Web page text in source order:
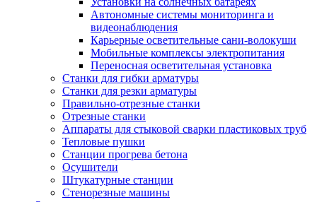
Автономные системы мониторинга и
видеонаблюдения
Карьерные осветительные сани-волокуши
Мобильные комплексы электропитания
Переносная осветительная установка
Станки для гибки арматуры
Станки для резки арматуры
Правильно-отрезные станки
Отрезные станки
Аппараты для стыковой сварки пластиковых труб
Тепловые пушки
Станции прогрева бетона
Осушители
Штукатурные станции
Стенорезные машины